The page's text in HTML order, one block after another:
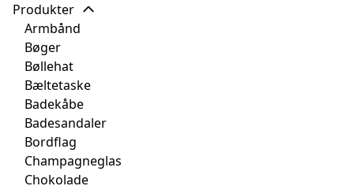
Produkter
Armbånd
Bøger
Bøllehat
Bæltetaske
Badekåbe
Badesandaler
Bordflag
Champagneglas
Chokolade